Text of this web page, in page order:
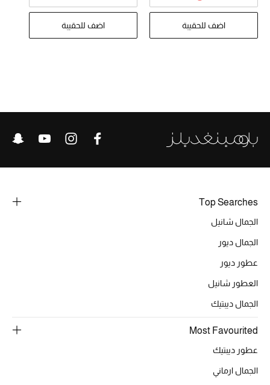
تشكيلة الأعراس
جميع الأحذية النسائية
جميع الإكسسورات النسائية
تسوقوا للنساء
الموسم الجديد
الحقائب النسائية
اضف للحقيبة اضف للحقيبة
Top Searches
الجمال شانيل
الجمال ديور
عطور ديور
العطور شانيل
الجمال ديبتيك
Most Favourited
عطور ديبتيك
الجمال ارماني